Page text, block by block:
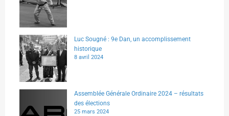
Luc Sougné : 9e Dan, un accomplissement
historique
8 avril 2024
Assemblée Générale Ordinaire 2024 – résultats
des élections
25 mars 2024